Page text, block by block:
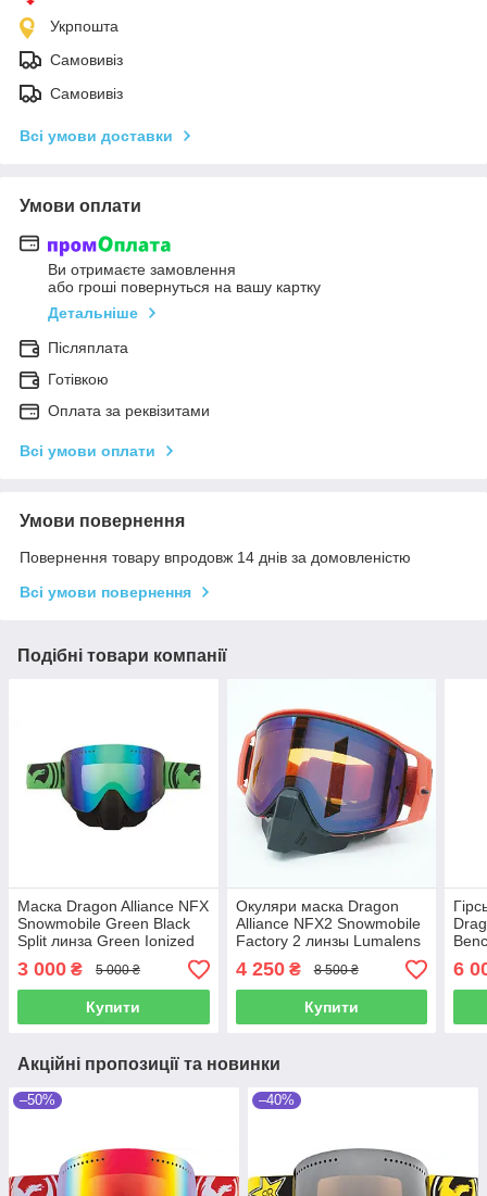
Укрпошта
Самовивіз
Самовивіз
Всі умови доставки
Умови оплати
Ви отримаєте замовлення
або гроші повернуться на вашу картку
Детальніше
Післяплата
Готівкою
Оплата за реквізитами
Всі умови оплати
Умови повернення
Повернення товару впродовж 14 днів за домовленістю
Всі умови повернення
Подібні товари компанії
Маска Dragon Alliance NFX
Snowmobile Green Black
Split линза Green Ionized
3 000 ₴ 5 000 ₴
Купити
Окуляри маска Dragon
Alliance NFX2 Snowmobile
Factory 2 линзы Lumalens
Flash Blue / Dark Smoke
4 250₴ 8 500 ₴
Купити
6
Акційні пропозиції та новинки
–50% –40%